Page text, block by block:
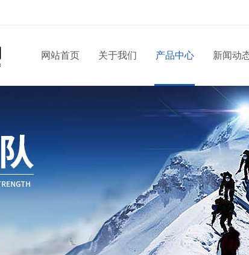
网站首页 关于我们 产品中心 新闻动